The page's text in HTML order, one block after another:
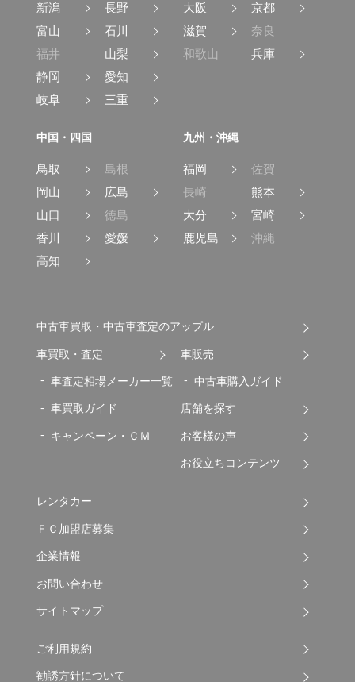
新潟
長野
富山
石川
福井
山梨
静岡
愛知
岐阜
三重
大阪
京都
滋賀
奈良
和歌山
兵庫
中国・四国
鳥取
島根
岡山
広島
山口
徳島
香川
愛媛
高知
九州・沖縄
福岡
佐賀
長崎
熊本
大分
宮崎
鹿児島
沖縄
中古車買取・中古車査定のアップル
車買取・査定
車査定相場メーカー一覧
車買取ガイド
キャンペーン・ＣＭ
車販売
中古車購入ガイド
店舗を探す
お客様の声
お役立ちコンテンツ
レンタカー
ＦＣ加盟店募集
企業情報
お問い合わせ
サイトマップ
ご利用規約
勧誘方針について